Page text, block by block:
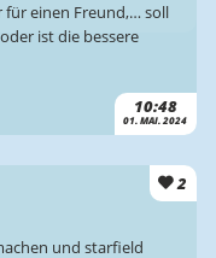
10:48
01. MAI. 2024
für einen Freund,… soll
ist die bessere
2
und starfield